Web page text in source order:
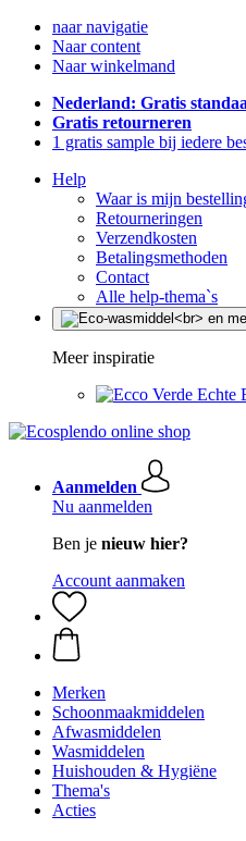
naar navigatie
Naar content
Naar winkelmand
Nederland: Gratis
Gratis retourneren
1 gratis sample bij iedere
Help
Waar is mijn
Retourneringen
Verzendkosten
Betalingsmethoden
Contact
Alle help-thema`s
Meer inspiratie
Echte
Aanmelden
Nu aanmelden
Ben je nieuw hier?
Account aanmaken
Merken
Schoonmaakmiddelen
Afwasmiddelen
Wasmiddelen
Huishouden & Hygiëne
Thema's
Acties